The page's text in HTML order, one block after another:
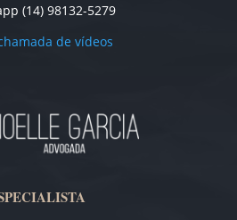
(14) 98132-5279
de vídeos